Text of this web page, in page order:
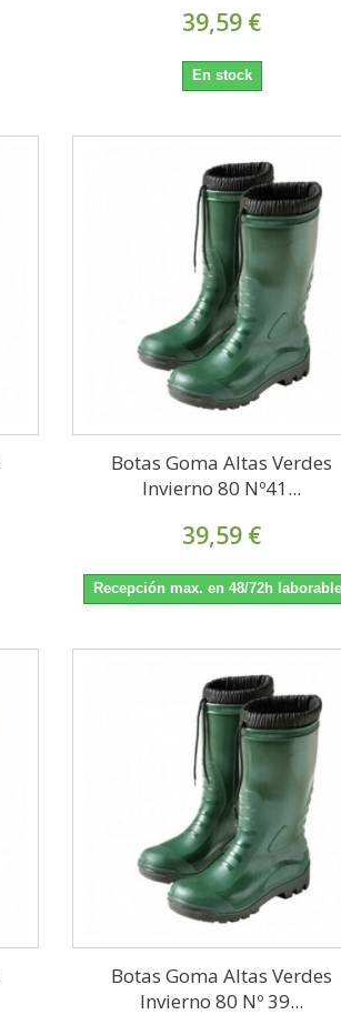
39,59 €
En stock
Botas Goma Altas Verdes
Invierno 80 Nº41...
39,59 €
Recepción max. en 48/72h
Botas Goma Altas Verdes
Invierno 80 Nº 39...